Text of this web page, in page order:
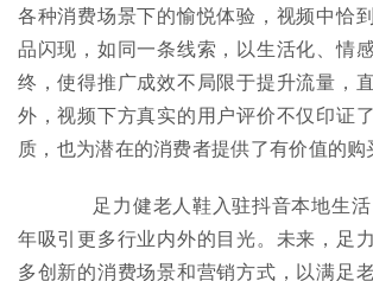
各种消费场景下的愉悦体验，视频中恰
品闪现，如同一条线索，以生活化、情
终，使得推广成效不局限于提升流量，
外，视频下方真实的用户评价不仅印证
质，也为潜在的消费者提供了有价值的购
足力健老人鞋入驻抖音本地生活
年吸引更多行业内外的目光。未来，足
多创新的消费场景和营销方式，以满足